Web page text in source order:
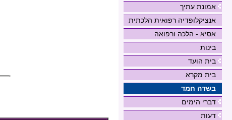
אמונת עתיך
אנציקלופדיה רפואית הלכתית
אסיא - הלכה ורפואה
בינות
בית הועד
בית מקרא
בשדה חמד
דברי הימים
דעות